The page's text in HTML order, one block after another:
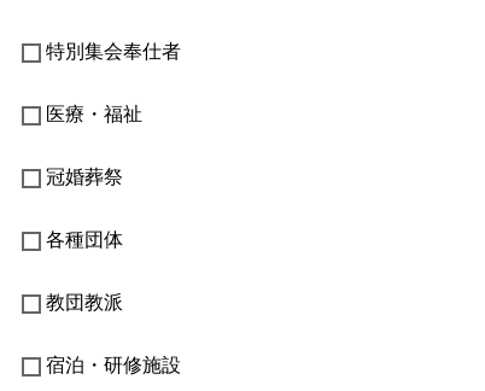
特別集会奉仕者
医療・福祉
冠婚葬祭
各種団体
教団教派
宿泊・研修施設